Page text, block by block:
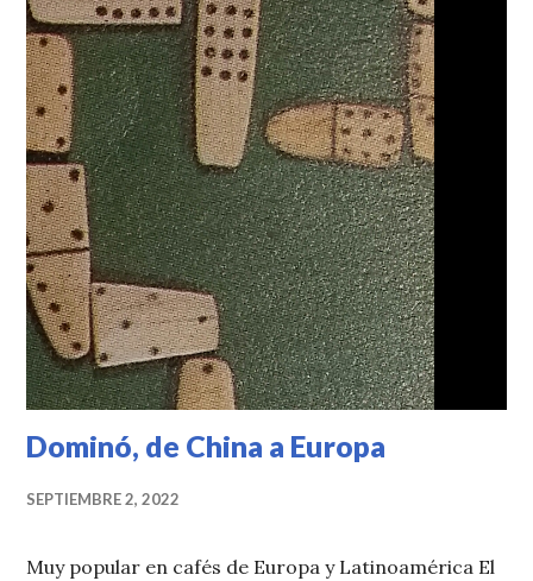
k
Dominó, de China a Europa
SEPTIEMBRE 2, 2022
Muy popular en cafés de Europa y Latinoamérica El